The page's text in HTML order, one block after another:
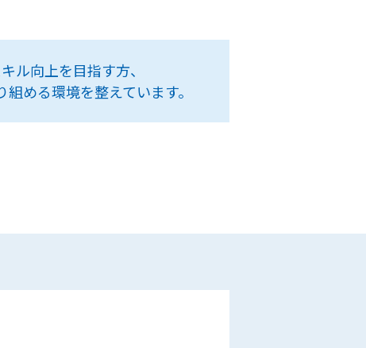
ル向上を目指す方、
める環境を整えています。